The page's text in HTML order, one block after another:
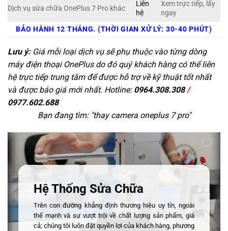
Dịch vụ sửa chữa OnePlus 7 Pro khác
Liên
hệ
Xem trực tiếp, lấy
ngay
BẢO HÀNH 12 THÁNG. (THỜI GIAN XỬ LÝ: 30-40 PHÚT)
Lưu ý:Giá mỗi loại dịch vụ sẽ phụ thuộc vào từng dòng
máy điện thoại OnePlus do đó quý khách hàng có thể liên
hệ trực tiếp trung tâm để được hỗ trợ về kỹ thuật tốt nhất
và được báo giá mới nhất. Hotline: 0964.308.308/
0977.602.688
Bạn đang tìm: "thay camera oneplus 7 pro"
Hệ Thống Sửa Chữa
Trên con đường khẳng định thương hiệu uy tín, ngoài
thế mạnh và sự vượt trội về chất lượng sản phẩm, giá
cả; chúng tôi luôn đặt quyền lợi của khách hàng, phương